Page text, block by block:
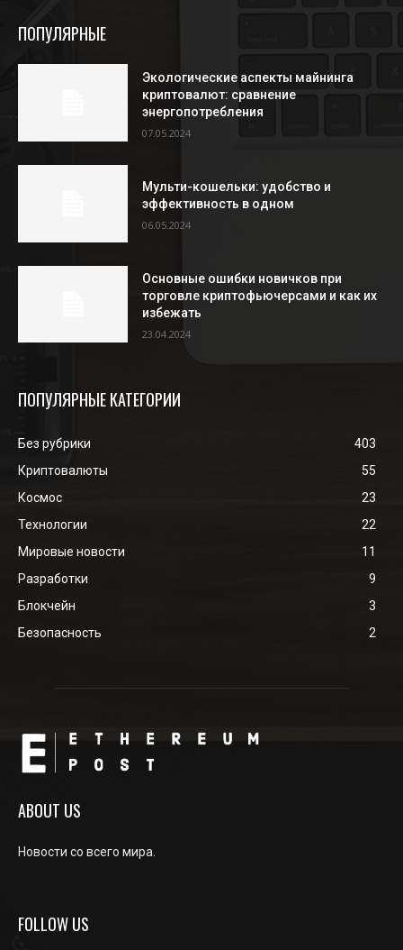
ПОПУЛЯРНЫЕ
Экологические аспекты майнинга
криптовалют: сравнение
энергопотребления
07.05.2024
Мульти-кошельки: удобство и
эффективность в одном
06.05.2024
Основные ошибки новичков при
торговле криптофьючерсами и как их
избежать
23.04.2024
ПОПУЛЯРНЫЕ КАТЕГОРИИ
Без рубрики
403
Криптовалюты
55
Космос
23
Технологии
22
Мировые новости
11
Разработки
9
Блокчейн
3
Безопасность
2
ABOUT US
Новости со всего мира.
FOLLOW US